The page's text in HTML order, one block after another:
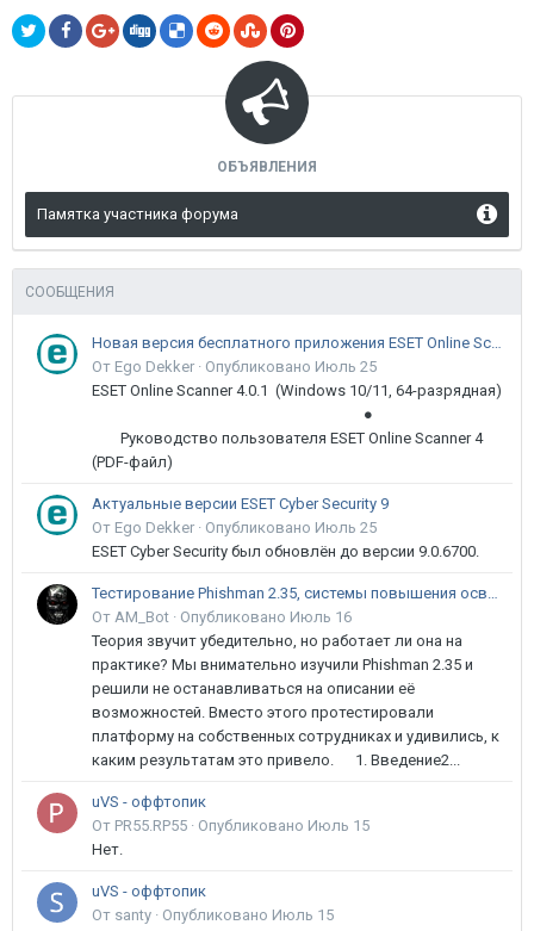
ОБЪЯВЛЕНИЯ
Памятка участника форума
СООБЩЕНИЯ
Новая версия бесплатного приложения ESET Online Scanner доступна пользователям
От Ego Dekker · Опубликовано Июль 25
ESET Online Scanner 4.0.1 (Windows 10/11, 64-разрядная)
●
Руководство пользователя ESET Online Scanner 4
(PDF-файл)
Актуальные версии ESET Cyber Security 9
От Ego Dekker · Опубликовано Июль 25
ESET Cyber Security был обновлён до версии 9.0.6700.
Тестирование Phishman 2.35, системы повышения осведомлённости пользователей в сфере ИБ
От AM_Bot · Опубликовано Июль 16
Теория звучит убедительно, но работает ли она на
практике? Мы внимательно изучили Phishman 2.35 и
решили не останавливаться на описании её
возможностей. Вместо этого протестировали
платформу на собственных сотрудниках и удивились, к
каким результатам это привело. 1. Введение2...
uVS - оффтопик
От PR55.RP55 · Опубликовано Июль 15
Нет.
uVS - оффтопик
От santy · Опубликовано Июль 15